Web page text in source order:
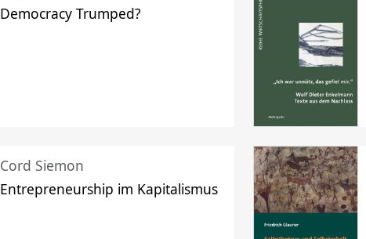
Democracy Trumped?
Cord Siemon
Entrepreneurship im Kapitalismus